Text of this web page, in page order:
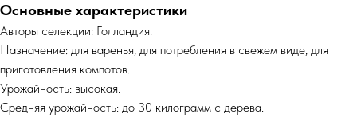
Основные характеристики
Авторы селекции: Голландия.
Назначение: для варенья, для потребления в свежем виде, для
приготовления компотов.
Урожайность: высокая.
Средняя урожайность: до 30 килограмм с дерева.